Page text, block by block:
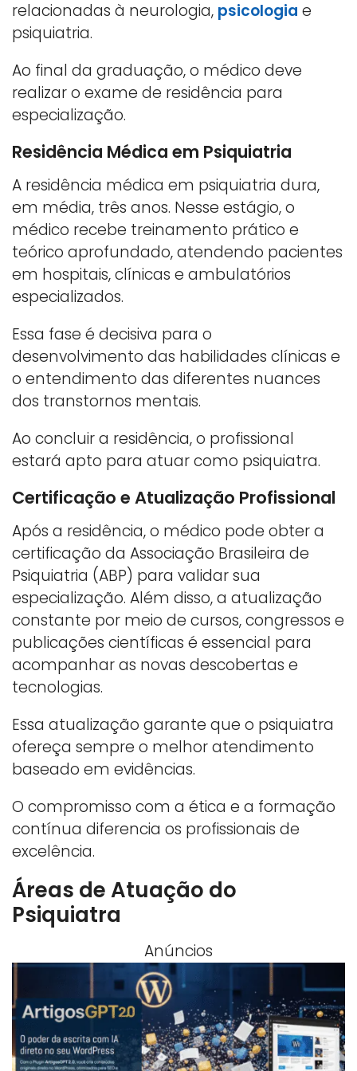
relacionadas à neurologia, psicologia e
psiquiatria.
Ao final da graduação, o médico deve
realizar o exame de residência para
especialização.
Residência Médica em Psiquiatria
A residência médica em psiquiatria dura,
em média, três anos. Nesse estágio, o
médico recebe treinamento prático e
teórico aprofundado, atendendo pacientes
em hospitais, clínicas e ambulatórios
especializados.
Essa fase é decisiva para o
desenvolvimento das habilidades clínicas e
o entendimento das diferentes nuances
dos transtornos mentais.
Ao concluir a residência, o profissional
estará apto para atuar como psiquiatra.
Certificação e Atualização Profissional
Após a residência, o médico pode obter a
certificação da Associação Brasileira de
Psiquiatria (ABP) para validar sua
especialização. Além disso, a atualização
constante por meio de cursos, congressos e
publicações científicas é essencial para
acompanhar as novas descobertas e
tecnologias.
Essa atualização garante que o psiquiatra
ofereça sempre o melhor atendimento
baseado em evidências.
O compromisso com a ética e a formação
contínua diferencia os profissionais de
excelência.
Áreas de Atuação do
Psiquiatra
Anúncios